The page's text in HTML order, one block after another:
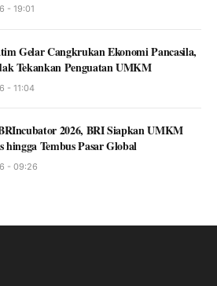
- 19:01
Gelar Cangkrukan Ekonomi Pancasila,
Tekankan Penguatan UMKM
- 11:04
2026, BRI Siapkan UMKM
hingga Tembus Pasar Global
- 09:26